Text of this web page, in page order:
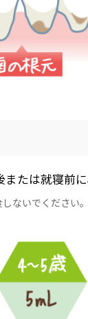
たは就寝前
ないでください。